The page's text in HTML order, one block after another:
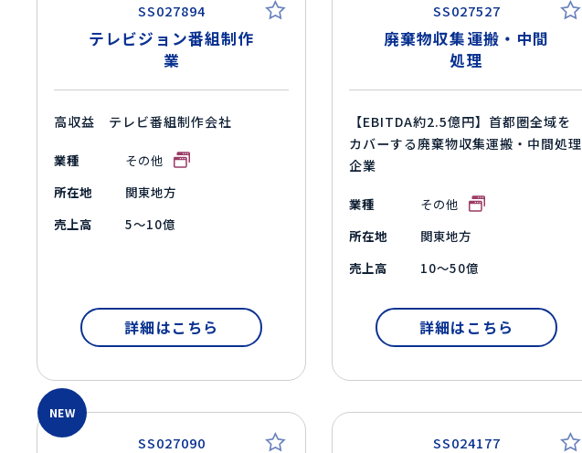
SS027894
テレビジョン番組制作
業
高収益 テレビ番組制作会社
業種
その他
所在地
関東地方
売上高
5～10億
詳細はこちら
SS027527
廃棄物収集運搬・中間
処理
【EBITDA約2.5億円】首都圏全域を
カバーする廃棄物収集運搬・中間処理
企業
業種
その他
所在地
関東地方
売上高
10～50億
詳細はこちら
SS027090
NEW
SS024177